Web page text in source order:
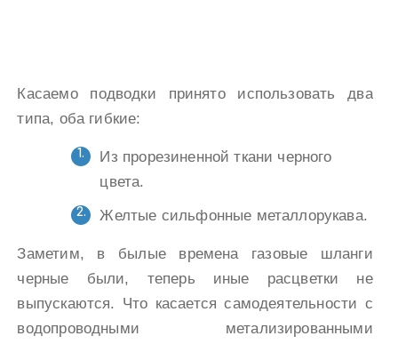
Касаемо подводки принято использовать два
типа, оба гибкие:
Из прорезиненной ткани черного
цвета.
Желтые сильфонные металлорукава.
Заметим, в былые времена газовые шланги
черные были, теперь иные расцветки не
выпускаются. Что касается самодеятельности с
водопроводными метализированными